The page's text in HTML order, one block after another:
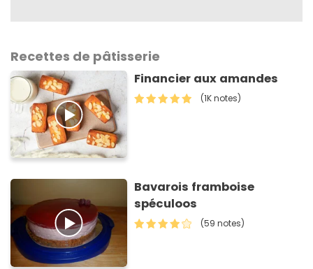
Recettes de pâtisserie
Financier aux amandes
(1K notes)
Bavarois framboise
spéculoos
(59 notes)